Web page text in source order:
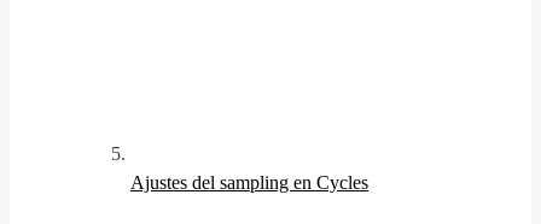
Ajustes del sampling en Cycles